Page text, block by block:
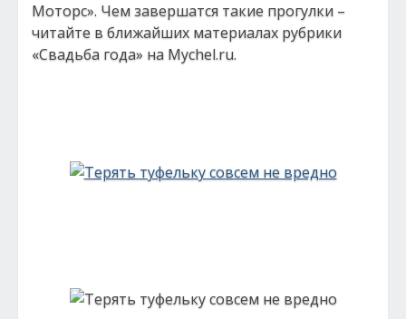
Моторс». Чем завершатся такие прогулки –
читайте в ближайших материалах рубрики
«Свадьба года» на Mychel.ru.